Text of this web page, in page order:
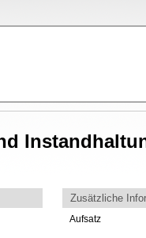
Zusätzliche
Aufsatz